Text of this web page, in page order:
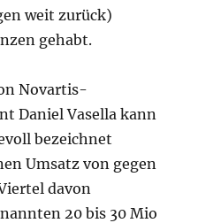
weit zurück)
gehabt.
Novartis-
Daniel Vasella kann
bezeichnet
Umsatz von gegen
davon
20 bis 30 Mio